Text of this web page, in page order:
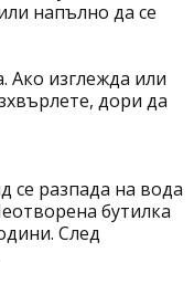
напълно да се
Ако изглежда или
дори да
се разпада на вода
бутилка
След